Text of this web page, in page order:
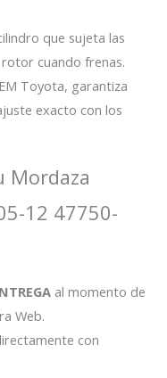
que sujeta las
cuando frenas.
Toyota, garantiza
exacto con los
Mordaza
12 47750-
al momento de
Web.
con